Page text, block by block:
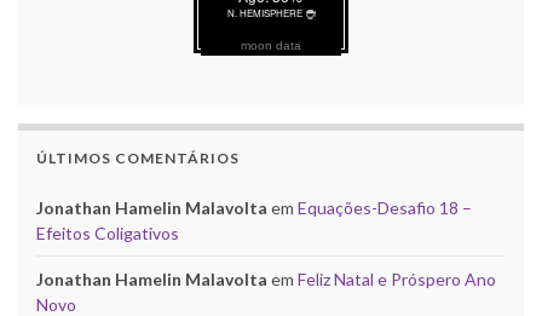
moon data
ÚLTIMOS COMENTÁRIOS
Jonathan Hamelin Malavolta em Equações-Desafio 18 –
Efeitos Coligativos
Jonathan Hamelin Malavolta em Feliz Natal e Próspero Ano
Novo